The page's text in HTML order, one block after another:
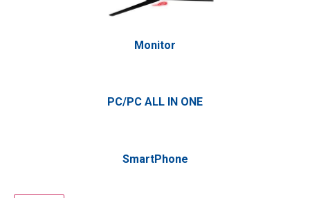
Monitor
PC/PC ALL IN ONE
SmartPhone